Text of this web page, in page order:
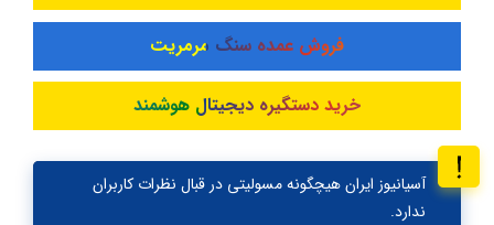
فروش عمده سنگ مرمریت
خرید دستگیره دیجیتال هوشمند
آسیانیوز ایران هیچگونه مسولیتی در قبال نظرات کاربران
ندارد.